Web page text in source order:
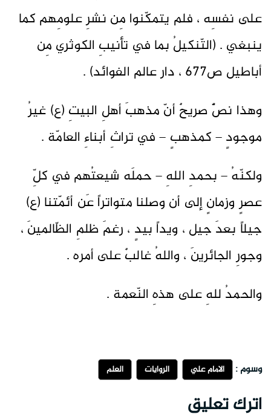
على نفسِه ، فلم يتمكّنوا مِن نشرِ علومِهم كما
ينبغي . (التّنكيلُ بما في تأنيبِ الكوثري مِن
أباطيل ص677 ، دار عالم الفوائد) .
وهذا نصٌّ صريحٌ أنّ مذهبَ أهلِ البيتِ (ع) غيرُ
موجودٍ – كمذهبٍ – في تراثِ أبناءِ العامّة .
ولكنّهُ – بحمدِ اللهِ – حملَه شيعتُهم في كلِّ
عصرٍ وزمانٍ إلى أن وصلنا متواتراً عَن أئمّتنا (ع)
جيلاً بعدَ جيل ، ويداً بيدٍ ، رغمَ ظلمِ الظّالمينَ ،
وجورِ الجائرينَ ، واللهُ غالبٌ على أمره .
والحمدُ للهِ على هذهِ النّعمة .
وسوم : الامام علي الروايات العلم
اترك تعليق